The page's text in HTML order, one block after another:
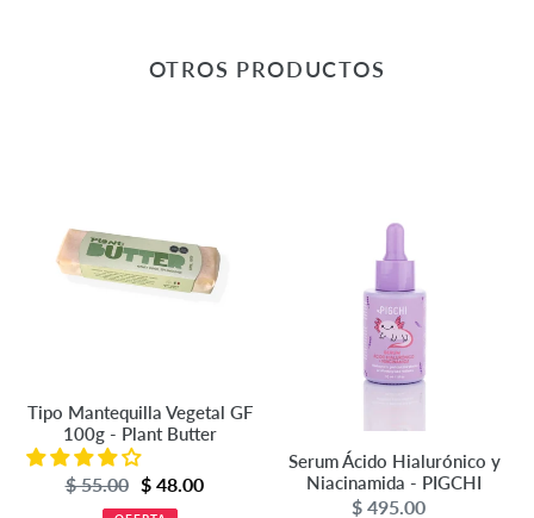
OTROS PRODUCTOS
100g
Tipo Mantequilla Vegetal GF
100g - Plant Butter
PrecioPrecio
habitual
$ 55.00 $ 48.00
Serum Ácido Hialurónico y
Niacinamida - PIGCHI
Precio
$ 495.00